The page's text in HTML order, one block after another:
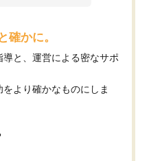
確かに。
と、運営による密なサポ
より確かなものにしま